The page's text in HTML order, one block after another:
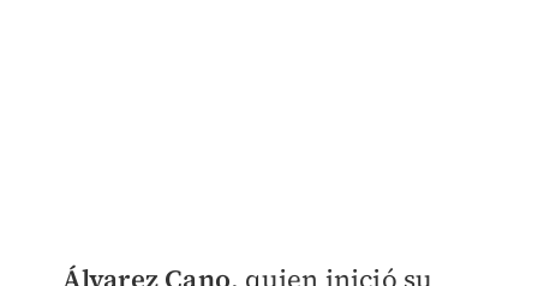
Álvarez Cano, quien inició su